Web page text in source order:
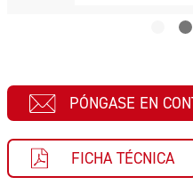
PÓNGASE EN
FICHA TÉCNICA